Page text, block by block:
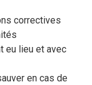
correctives
eu lieu et avec
en cas de